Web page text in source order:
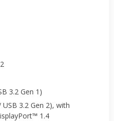
3.2 Gen 1)
3.2 Gen 2), with
1.4